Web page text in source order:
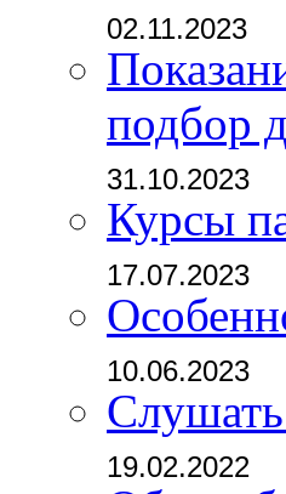
02.11.2023
подбор
31.10.2023
Курсы
17.07.2023
10.06.2023
19.02.2022